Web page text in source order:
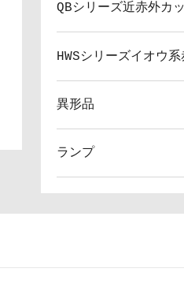
QBシリーズ近赤外カ
HWSシリーズイオウ
異形品
ランプ